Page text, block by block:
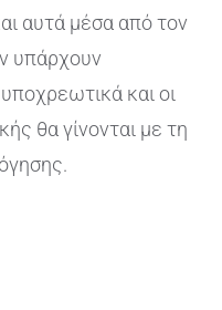
αυτά μέσα από τον
υπάρχουν
και οι
θα γίνονται με τη